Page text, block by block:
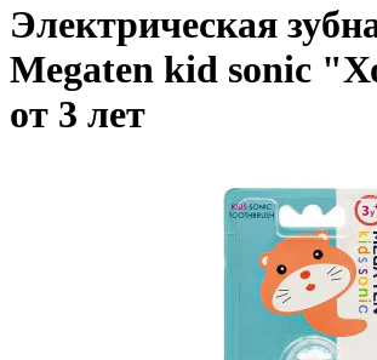
Электрическая
Megaten kid sonic
от 3 лет